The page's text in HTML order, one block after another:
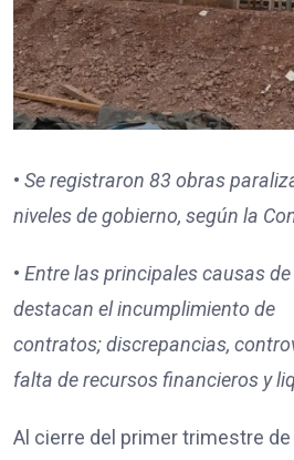
• Se registraron 83 obras
niveles de gobierno, según la
• Entre las principales causas
destacan el incumplimiento de
contratos;discrepancias,
falta de recursos financieros y
Al cierre del primer trimestre de